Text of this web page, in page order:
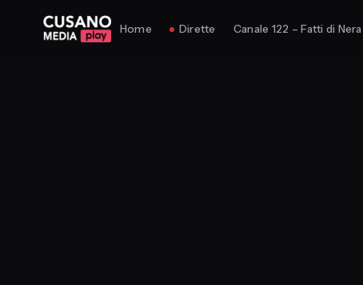
Home Dirette Canale 122 – Fatti di Nera